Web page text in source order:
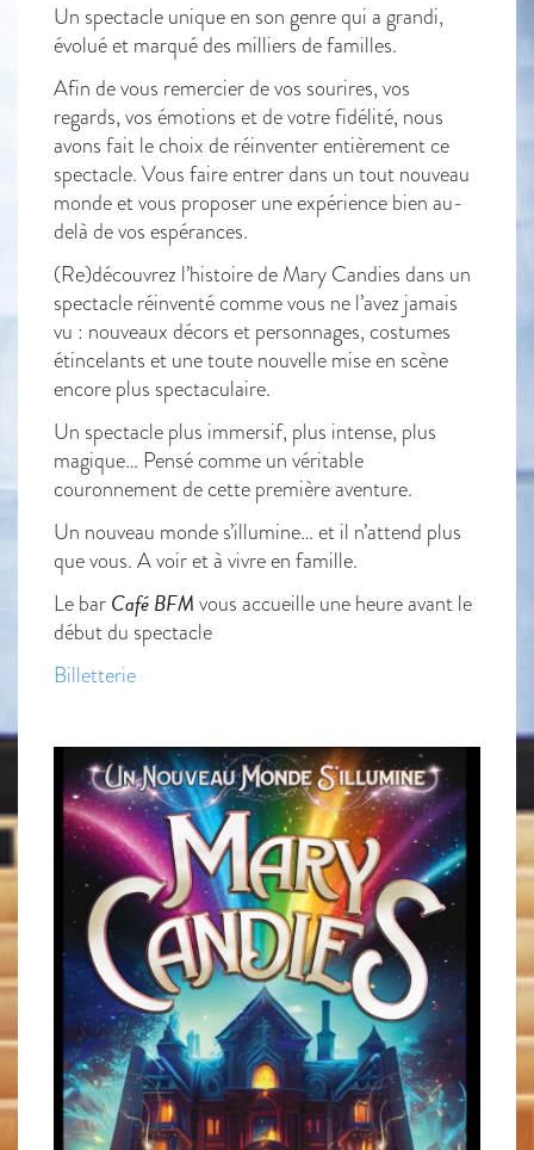
Un spectacle unique en son genre qui a grandi,
évolué et marqué des milliers de familles.
Afin de vous remercier de vos sourires, vos
regards, vos émotions et de votre fidélité, nous
avons fait le choix de réinventer entièrement ce
spectacle. Vous faire entrer dans un tout nouveau
monde et vous proposer une expérience bien au-
delà de vos espérances.
(Re)découvrez l’histoire de Mary Candies dans un
spectacle réinventé comme vous ne l’avez jamais
vu : nouveaux décors et personnages, costumes
étincelants et une toute nouvelle mise en scène
encore plus spectaculaire.
Un spectacle plus immersif, plus intense, plus
magique… Pensé comme un véritable
couronnement de cette première aventure.
Un nouveau monde s’illumine… et il n’attend plus
que vous. A voir et à vivre en famille.
Le bar Café BFM vous accueille une heure avant le
début du spectacle
Billetterie